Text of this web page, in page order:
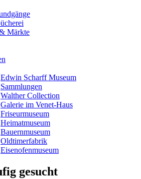
Märkte
Edwin Scharff Museum
Sammlungen
Walther Collection
Galerie im Venet-Haus
Friseurmuseum
Heimatmuseum
Bauernmuseum
Oldtimerfabrik
Eisenofenmuseum
gesucht